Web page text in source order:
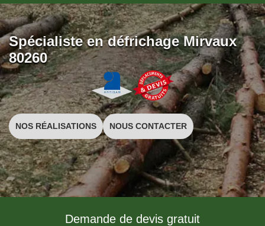
Spécialiste en défrichage Mirvaux
80260
NOS RÉALISATIONS NOUS CONTACTER
Demande de devis gratuit